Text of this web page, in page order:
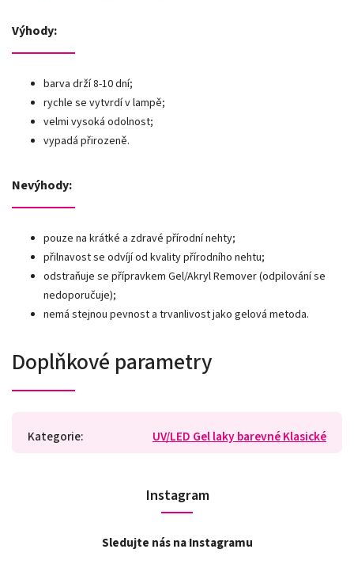
Výhody:
barva drží 8-10 dní;
rychle se vytvrdí v lampě;
velmi vysoká odolnost;
vypadá přirozeně.
Nevýhody:
pouze na krátké a zdravé přírodní nehty;
přilnavost se odvíjí od kvality přírodního nehtu;
odstraňuje se přípravkem Gel/Akryl Remover (odpilování se
nedoporučuje);
nemá stejnou pevnost a trvanlivost jako gelová metoda.
Doplňkové parametry
Kategorie: UV/LED Gel laky barevné Klasické
Instagram
Sledujte nás na Instagramu